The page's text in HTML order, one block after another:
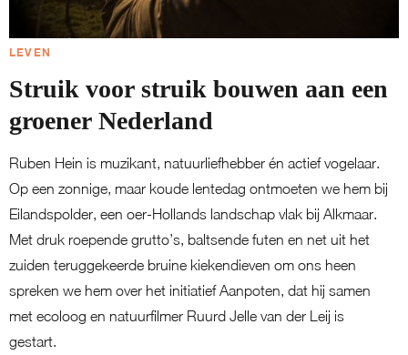
LEVEN
Struik voor struik bouwen aan een
groener Nederland
Ruben Hein is muzikant, natuurliefhebber én actief vogelaar.
Op een zonnige, maar koude lentedag ontmoeten we hem bij
Eilandspolder, een oer-Hollands landschap vlak bij Alkmaar.
Met druk roepende grutto’s, baltsende futen en net uit het
zuiden teruggekeerde bruine kiekendieven om ons heen
spreken we hem over het initiatief Aanpoten, dat hij samen
met ecoloog en natuurfilmer Ruurd Jelle van der Leij is
gestart.